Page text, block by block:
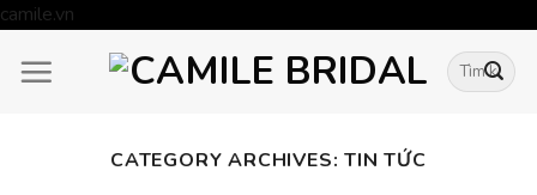
camile.vn
content
Tìm
kiếm:
CATEGORY ARCHIVES:TIN TỨC